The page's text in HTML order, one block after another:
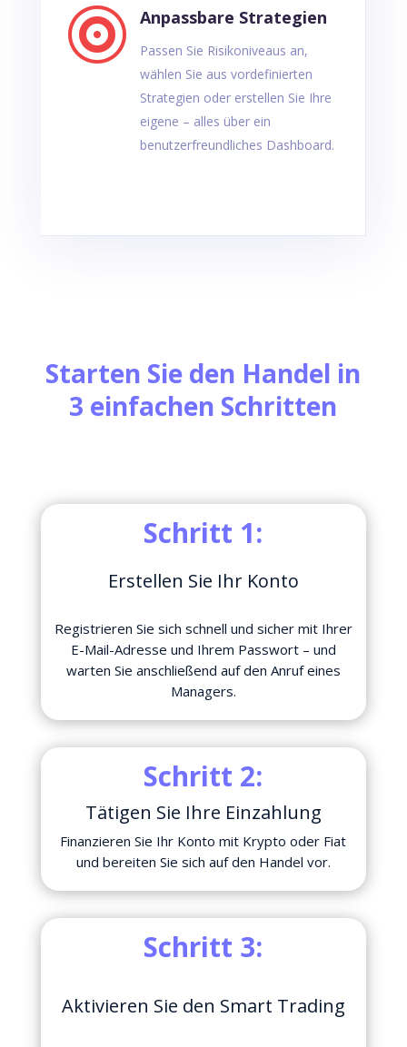
 Anpassbare Strategien
Passen Sie Risikoniveaus an,
wählen Sie aus vordefinierten
Strategien oder erstellen Sie Ihre
eigene – alles über ein
benutzerfreundliches Dashboard.
Starten Sie den Handel in
3 einfachen Schritten
Schritt 1:
Erstellen Sie Ihr Konto
Registrieren Sie sich schnell und sicher mit Ihrer
E-Mail-Adresse und Ihrem Passwort – und
warten Sie anschließend auf den Anruf eines
Managers.
Schritt 2:
Tätigen Sie Ihre Einzahlung
Finanzieren Sie Ihr Konto mit Krypto oder Fiat
und bereiten Sie sich auf den Handel vor.
Schritt 3:
Aktivieren Sie den Smart Trading